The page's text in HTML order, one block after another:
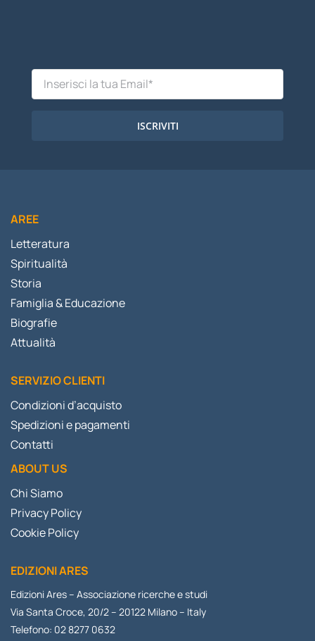
ISCRIVITI
AREE
Letteratura
Spiritualità
Storia
Famiglia & Educazione
Biografie
Attualità
SERVIZIO CLIENTI
Condizioni d’acquisto
Spedizioni e pagamenti
Contatti
ABOUT US
Chi Siamo
Privacy Policy
Cookie Policy
EDIZIONI ARES
Edizioni Ares – Associazione ricerche e studi
Via Santa Croce, 20/2 – 20122 Milano – Italy
Telefono: 02 8277 0632